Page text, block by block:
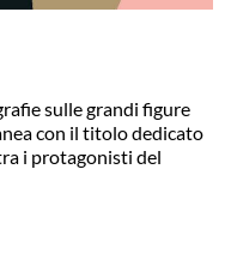
sulle grandi figure
con il titolo dedicato
i protagonisti del